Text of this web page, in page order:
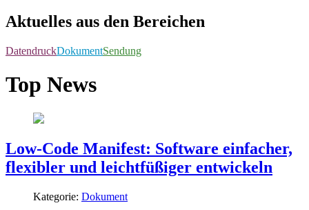
Aktuelles aus den Bereichen
DatendruckDokumentSendung
Top News
Low-Code Manifest: Software einfacher,
flexibler und leichtfüßiger entwickeln
Kategorie: Dokument